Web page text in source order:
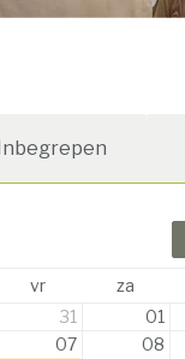
vr za
31 01
07 08